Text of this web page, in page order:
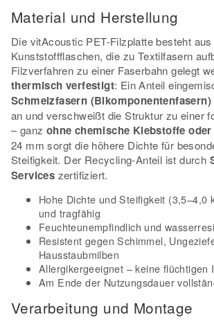
Material und Herstellung
Die vitAcoustic PET-Filzplatte besteht
Kunststoffflaschen, die zu Textilfasern
Filzverfahren zu einer Faserbahn gelegt
thermisch verfestigt: Ein Anteil
Schmelzfasern (Bikomponentenfasern)
an und verschweißt die Struktur zu einer
– ganz ohne chemische Klebstoffe
24 mm sorgt die höhere Dichte für
Steifigkeit. Der Recycling-Anteil ist durch
Services zertifiziert.
Hohe Dichte und Steifigkeit (3,5–4,0
und tragfähig
Feuchteunempfindlich und
Resistent gegen Schimmel,
Hausstaubmilben
Allergikergeeignet – keine flüchtigen
Am Ende der Nutzungsdauer
Verarbeitung und Montage